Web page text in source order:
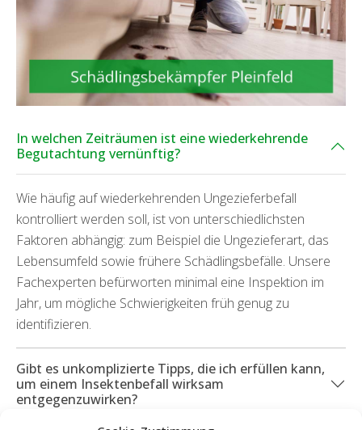
In welchen Zeiträumen ist eine wiederkehrende
Begutachtung vernünftig?
Wie häufig auf wiederkehrenden Ungezieferbefall
kontrolliert werden soll, ist von unterschiedlichsten
Faktoren abhängig: zum Beispiel die Ungezieferart, das
Lebensumfeld sowie frühere Schädlingsbefälle. Unsere
Fachexperten befürworten minimal eine Inspektion im
Jahr, um mögliche Schwierigkeiten früh genug zu
identifizieren.
Gibt es unkomplizierte Tipps, die ich erfüllen kann,
um einem Insektenbefall wirksam
entgegenzuwirken?